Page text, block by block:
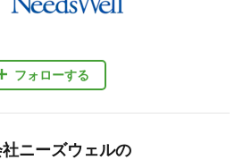
フォローする
ニーズウェルの